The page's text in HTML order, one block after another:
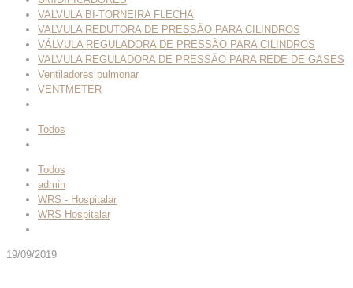
VALVULA BI-TORNEIRA FLECHA
VALVULA REDUTORA DE PRESSÃO PARA CILINDROS
VÁLVULA REGULADORA DE PRESSÃO PARA CILINDROS
VALVULA REGULADORA DE PRESSÃO PARA REDE DE GASES
Ventiladores pulmonar
VENTMETER
Todos
Todos
admin
WRS - Hospitalar
WRS Hospitalar
19/09/2019